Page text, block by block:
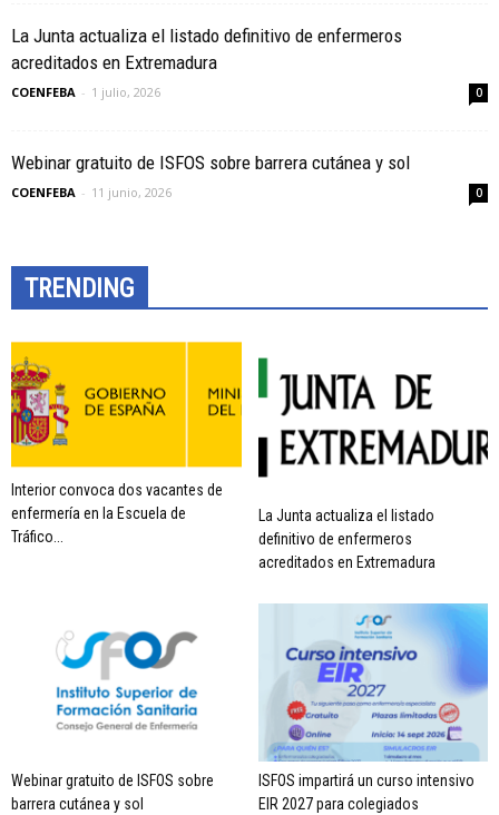
La Junta actualiza el listado definitivo de enfermeros
acreditados en Extremadura
COENFEBA - 1 julio, 2026 0
Webinar gratuito de ISFOS sobre barrera cutánea y sol
COENFEBA - 11 junio, 2026 0
TRENDING
Interior convoca dos vacantes de
enfermería en la Escuela de
Tráfico...
La Junta actualiza el listado
definitivo de enfermeros
acreditados en Extremadura
Webinar gratuito de ISFOS sobre
barrera cutánea y sol
ISFOS impartirá un curso intensivo
EIR 2027 para colegiados